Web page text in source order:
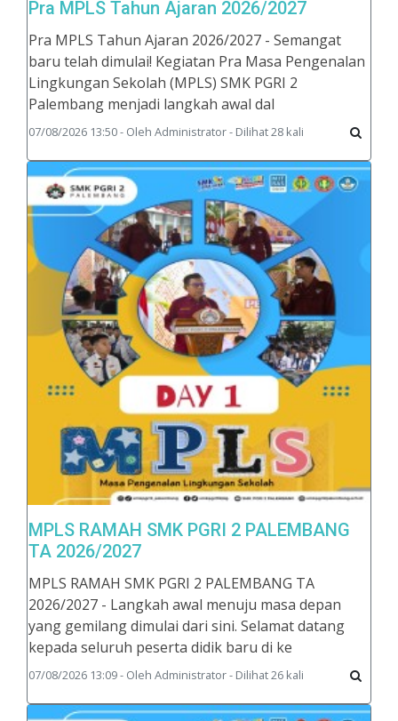
Pra MPLS Tahun Ajaran 2026/2027
Pra MPLS Tahun Ajaran 2026/2027 - Semangat
baru telah dimulai! Kegiatan Pra Masa Pengenalan
Lingkungan Sekolah (MPLS) SMK PGRI 2
Palembang menjadi langkah awal dal
07/08/2026 13:50 - Oleh Administrator - Dilihat 28 kali
MPLS RAMAH SMK PGRI 2 PALEMBANG
TA 2026/2027
MPLS RAMAH SMK PGRI 2 PALEMBANG TA
2026/2027 - Langkah awal menuju masa depan
yang gemilang dimulai dari sini. Selamat datang
kepada seluruh peserta didik baru di ke
07/08/2026 13:09 - Oleh Administrator - Dilihat 26 kali